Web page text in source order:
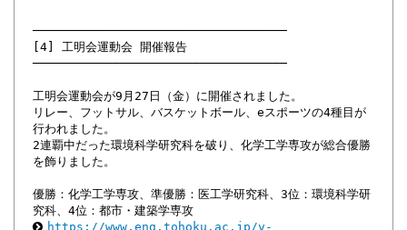
───────────────────────────────────
[4] 工明会運動会 開催報告
───────────────────────────────────
工明会運動会が9月27日（金）に開催されました。
リレー、フットサル、バスケットボール、eスポーツの4種目が
行われました。
2連覇中だった環境科学研究科を破り、化学工学専攻が総合優勝
を飾りました。
優勝：化学工学専攻、準優勝：医工学研究科、3位：環境科学研
究科、4位：都市・建築学専攻
https://www.eng.tohoku.ac.jp/v-